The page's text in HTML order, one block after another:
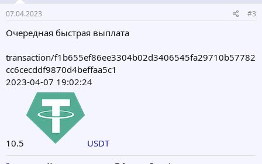
07.04.2023 #3
Очередная быстрая выплата
transaction/f1b655ef86ee3304b02d3406545fa29710b57782
cc6cecddf9870d4beffaa5c1
2023-04-07 19:02:24
10.5 USDT